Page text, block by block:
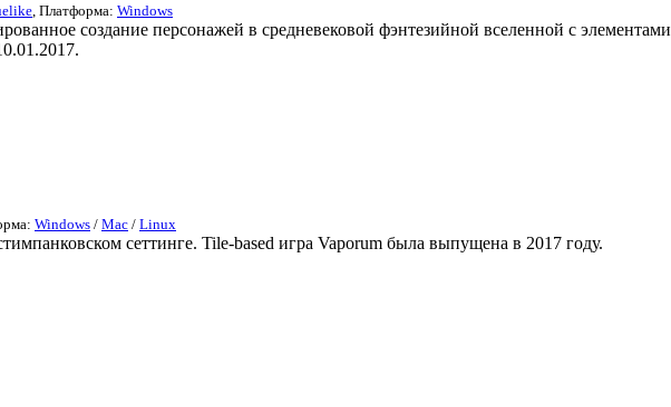
, Платформа: Windows
создание персонажей в средневековой фэнтезийной вселенной с элементами
Windows / Mac / Linux
сеттинге. Tile-based игра Vaporum была выпущена в 2017 году.